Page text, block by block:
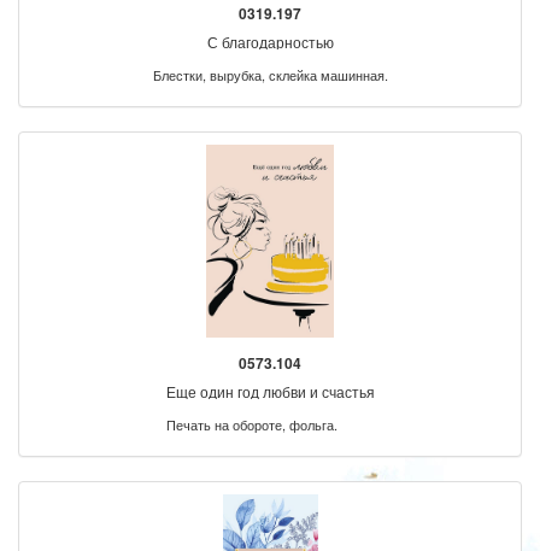
0319.197
С благодарностью
Блестки, вырубка, склейка машинная.
0573.104
Еще один год любви и счастья
Печать на обороте, фольга.